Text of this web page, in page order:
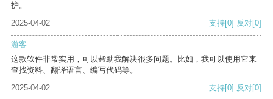
护。
2025-04-02
支持[0] 反对[0]
游客
这款软件非常实用，可以帮助我解决很多问题。比如，我可以使用它来
查找资料、翻译语言、编写代码等。
2025-04-02
支持[0] 反对[0]